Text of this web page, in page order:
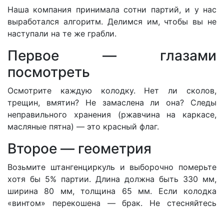
Наша компания принимала сотни партий, и у нас
выработался алгоритм. Делимся им, чтобы вы не
наступали на те же грабли.
Первое — глазами
посмотреть
Осмотрите каждую колодку. Нет ли сколов,
трещин, вмятин? Не замаслена ли она? Следы
неправильного хранения (ржавчина на каркасе,
масляные пятна) — это красный флаг.
Второе — геометрия
Возьмите штангенциркуль и выборочно померьте
хотя бы 5% партии. Длина должна быть 330 мм,
ширина 80 мм, толщина 65 мм. Если колодка
«винтом» перекошена — брак. Не стесняйтесь